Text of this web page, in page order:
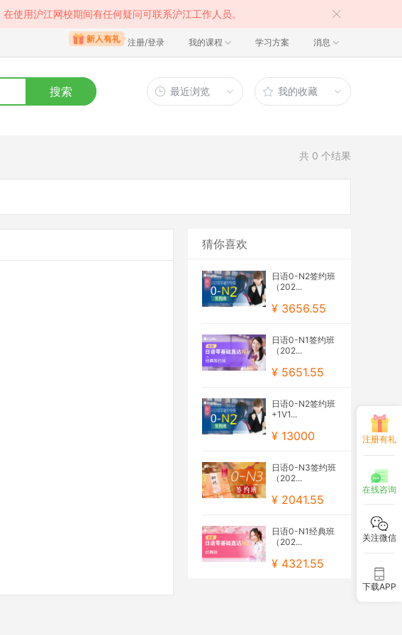
使用沪江网校期间有任何疑问可联系沪江工作人员。
注册/登录 我的课程 学习方案 消息
搜索 最近浏览 我的收藏
共 0 个结果
猜你喜欢
日语0-N2签约班
（202...
¥ 3656.55
日语0-N1签约班
（202...
¥ 5651.55
日语0-N2签约班
+1V1...
¥ 13000
日语0-N3签约班
（202...
¥ 2041.55
日语0-N1经典班
（202...
¥ 4321.55
注册有礼
在线咨询
关注微信
下载APP